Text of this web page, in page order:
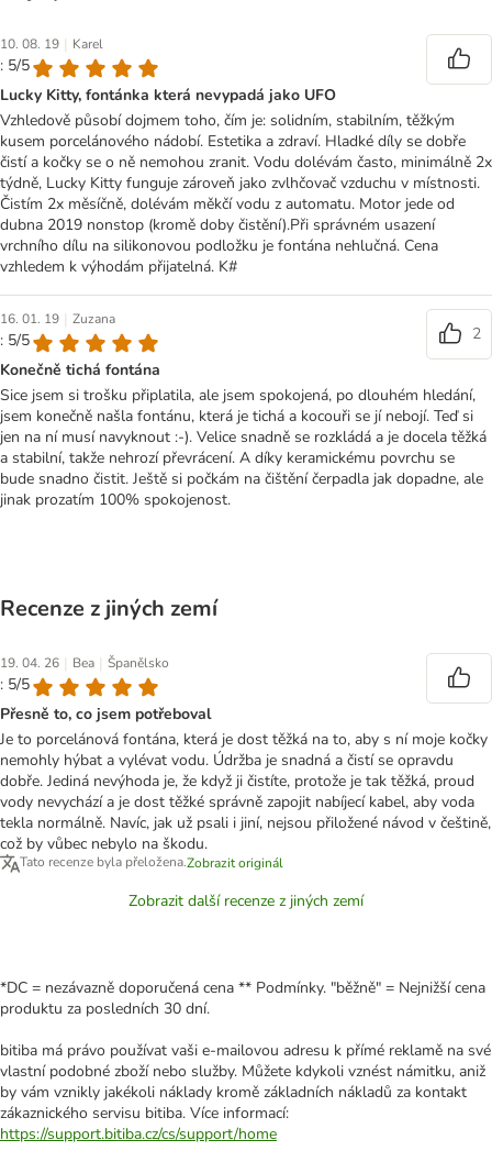
10. 08. 19 | Karel
: 5/5
Lucky Kitty, fontánka která nevypadá jako UFO
Vzhledově působí dojmem toho, čím je: solidním, stabilním, těžkým
kusem porcelánového nádobí. Estetika a zdraví. Hladké díly se dobře
čistí a kočky se o ně nemohou zranit. Vodu dolévám často, minimálně 2x
týdně, Lucky Kitty funguje zároveň jako zvlhčovač vzduchu v místnosti.
Čistím 2x měsíčně, dolévám měkčí vodu z automatu. Motor jede od
dubna 2019 nonstop (kromě doby čistění).Při správném usazení
vrchního dílu na silikonovou podložku je fontána nehlučná. Cena
vzhledem k výhodám přijatelná. K#
16. 01. 19 | Zuzana
: 5/5
2
Konečně tichá fontána
Sice jsem si trošku připlatila, ale jsem spokojená, po dlouhém hledání,
jsem konečně našla fontánu, která je tichá a kocouři se jí nebojí. Teď si
jen na ní musí navyknout :-). Velice snadně se rozkládá a je docela těžká
a stabilní, takže nehrozí převrácení. A díky keramickému povrchu se
bude snadno čistit. Ještě si počkám na čištění čerpadla jak dopadne, ale
jinak prozatím 100% spokojenost.
Recenze z jiných zemí
19. 04. 26 | Bea | Španělsko
: 5/5
Přesně to, co jsem potřeboval
Je to porcelánová fontána, která je dost těžká na to, aby s ní moje kočky
nemohly hýbat a vylévat vodu. Údržba je snadná a čistí se opravdu
dobře. Jediná nevýhoda je, že když ji čistíte, protože je tak těžká, proud
vody nevychází a je dost těžké správně zapojit nabíjecí kabel, aby voda
tekla normálně. Navíc, jak už psali i jiní, nejsou přiložené návod v češtině,
což by vůbec nebylo na škodu.
Tato recenze byla přeložena.Zobrazit originál
Zobrazit další recenze z jiných zemí
*DC = nezávazně doporučená cena ** Podmínky. "běžně" = Nejnižší cena
produktu za posledních 30 dní.
bitiba má právo používat vaši e-mailovou adresu k přímé reklamě na své
vlastní podobné zboží nebo služby. Můžete kdykoli vznést námitku, aniž
by vám vznikly jakékoli náklady kromě základních nákladů za kontakt
zákaznického servisu bitiba. Více informací:
https://support.bitiba.cz/cs/support/home